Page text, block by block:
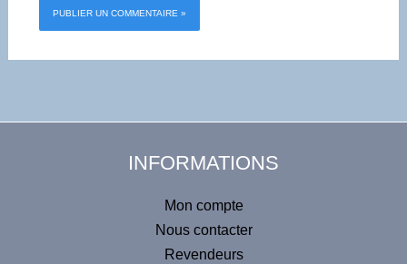
INFORMATIONS
Mon compte
Nous contacter
Revendeurs